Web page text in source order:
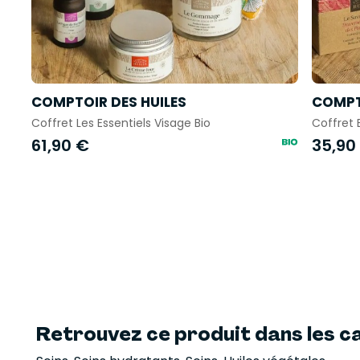
COMPTOIR DES HUILES
Coffret Les Essentiels Visage Bio
61,90 €
Coffret
Retrouvez ce produit dans les